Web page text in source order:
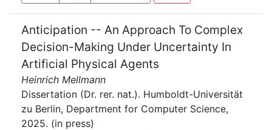
Anticipation -- An Approach To Complex
Decision-Making Under Uncertainty In
Artificial Physical Agents
Heinrich Mellmann
Dissertation (Dr. rer. nat.). Humboldt-Universität
zu Berlin, Department for Computer Science,
2025. (in press)